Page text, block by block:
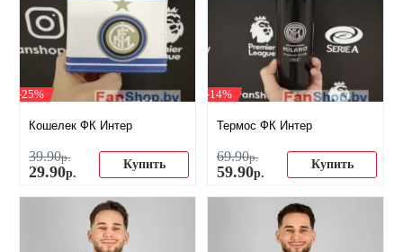
-25%
Кошелек ФК Интер
39.90р.
29.90р.
Купить
-14%
Термос ФК Интер
69.90р.
59.90р.
Купить